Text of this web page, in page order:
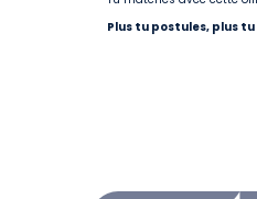
Plus tu postules, plus